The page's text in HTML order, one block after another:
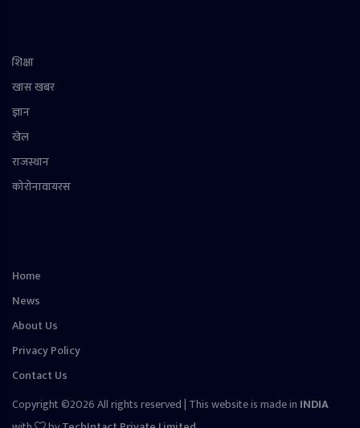
शिक्षा
खास खबर
ज्ञान
खेल
राजस्थान
कोरोनावायरस
Home
News
About Us
Privacy Policy
Contact Us
Copyright ©2026 All rights reserved | This website is made in INDIA